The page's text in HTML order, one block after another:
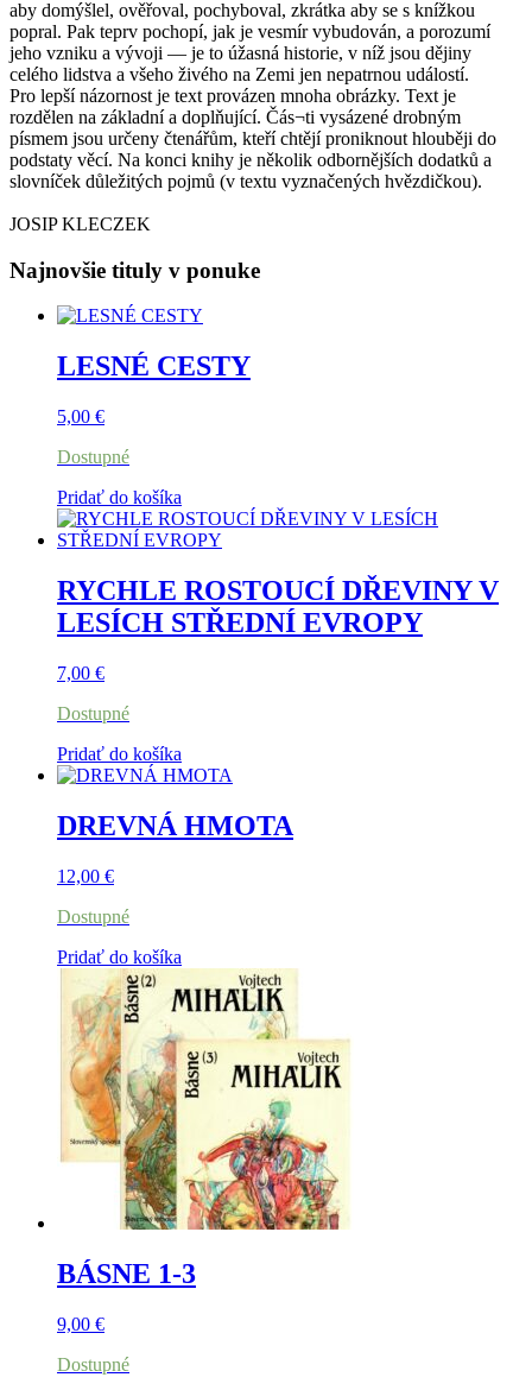
aby domýšlel, ověřoval, pochyboval, zkrátka aby se s knížkou
popral. Pak teprv pochopí, jak je vesmír vybudován, a porozumí
jeho vzniku a vývoji — je to úžasná historie, v níž jsou dějiny
celého lidstva a všeho živého na Zemi jen nepatrnou událostí.
Pro lepší názornost je text provázen mnoha obrázky. Text je
rozdělen na základní a doplňující. Čás¬ti vysázené drobným
písmem jsou určeny čtenářům, kteří chtějí proniknout hlouběji do
podstaty věcí. Na konci knihy je několik odbornějších dodatků a
slovníček důležitých pojmů (v textu vyznačených hvězdičkou).
JOSIP KLECZEK
Najnovšie tituly v ponuke
LESNÉ CESTY
5,00 €
Dostupné
Pridať do košíka
RYCHLE ROSTOUCÍ DŘEVINY V
LESÍCH STŘEDNÍ EVROPY
7,00 €
Dostupné
Pridať do košíka
DREVNÁ HMOTA
12,00 €
Dostupné
Pridať do košíka
BÁSNE 1-3
9,00 €
Dostupné